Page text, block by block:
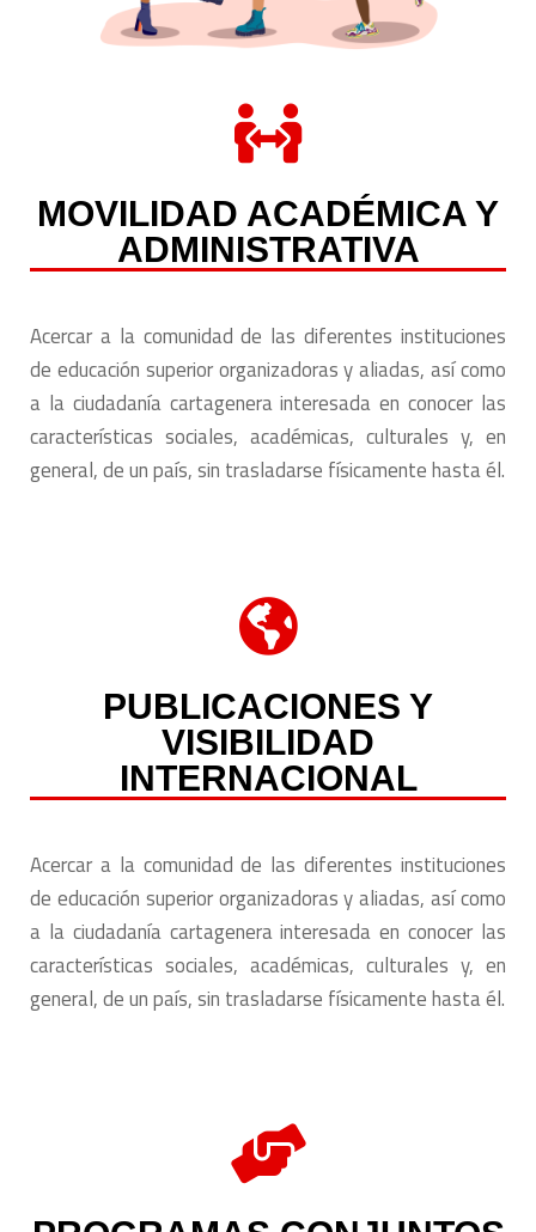
MOVILIDAD ACADÉMICA Y
ADMINISTRATIVA
Acercar a la comunidad de las diferentes instituciones
de educación superior organizadoras y aliadas, así como
a la ciudadanía cartagenera interesada en conocer las
características sociales, académicas, culturales y, en
general, de un país, sin trasladarse físicamente hasta él.
PUBLICACIONES Y
VISIBILIDAD
INTERNACIONAL
Acercar a la comunidad de las diferentes instituciones
de educación superior organizadoras y aliadas, así como
a la ciudadanía cartagenera interesada en conocer las
características sociales, académicas, culturales y, en
general, de un país, sin trasladarse físicamente hasta él.